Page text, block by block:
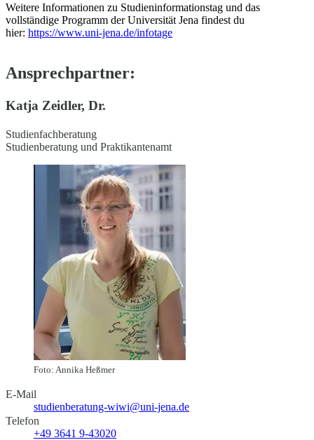
Weitere Informationen zu Studieninformationstag und das
vollständige Programm der Universität Jena findest du
hier: https://www.uni-jena.de/infotage
Ansprechpartner:
Katja Zeidler, Dr.
Studienfachberatung
Studienberatung und Praktikantenamt
Foto: Annika Heßmer
E-Mail
studienberatung-wiwi@uni-jena.de
Telefon
+49 3641 9-43020